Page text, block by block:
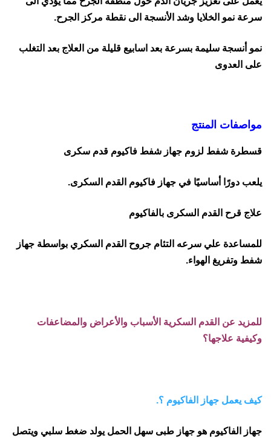
سرعة نمو الخلايا وشد الأنسجة الى نقطة مركز الجرح.
نمو أنسجة سليمة بسرعة بعد اسابيع قليلة من العلاج بعد التغلب
على العدوى
مواصفات المنتج
قسطرة شفط لزوم جهاز شفط فاكيوم قدم سكرى
يلعب دورًا أساسيًا في جهاز فاكيوم القدم السكرى.
علاج قرح القدم السكرى بالفاكيوم
للمساعدة علي سرعه التئام جروح القدم السكري بواسطة جهاز
شفط وتفريغ الهواء.
للمزيد عن القدم السكرية الأسباب والأعراض والمضاعفات
وكيفية علاجها؟
كيف يعمل جهاز الفاكيوم ؟.
جهاز الفاكيوم هو جهاز طبى سهل الحمل يولد ضغط سلبي ويتصل